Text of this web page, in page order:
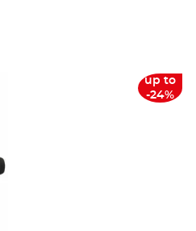
up to
-24%